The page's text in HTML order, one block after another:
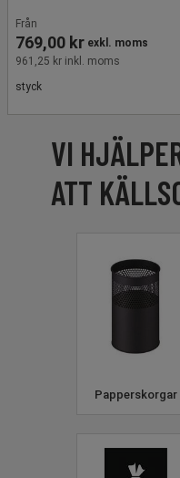
Från
769,00 kr exkl. moms
961,25 kr inkl. moms
styck
VI
ATT
Papperskorgar